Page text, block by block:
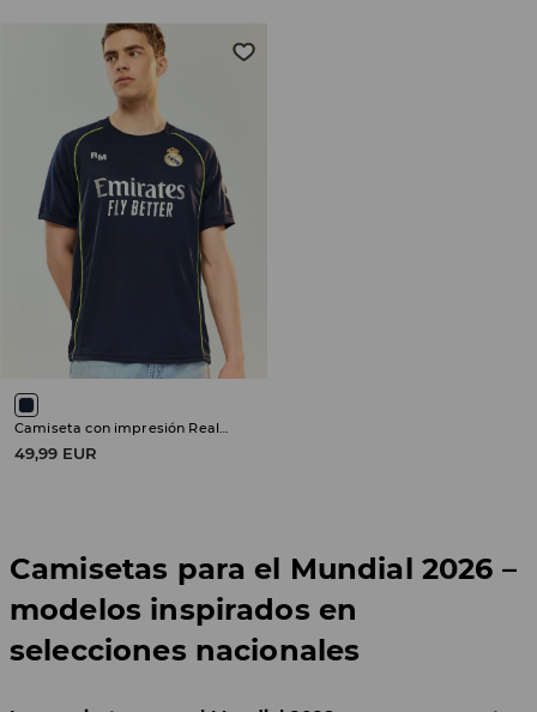
49,99 EUR
Camisetas para el Mundial 2026 –
modelos inspirados en
selecciones nacionales